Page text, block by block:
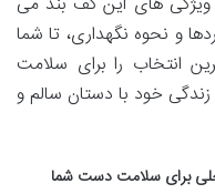
و نحوه نگهداری، تا شما
انتخاب را برای سلامت
خود با دستان سالم و
برای سلامت دست شما